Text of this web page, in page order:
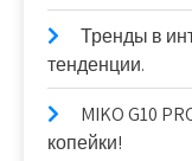
Тренды в
тенденции.
MIKO G10
копейки!